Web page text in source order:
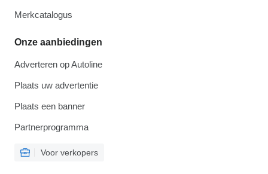
Merkcatalogus
Onze aanbiedingen
Adverteren op Autoline
Plaats uw advertentie
Plaats een banner
Partnerprogramma
Voor verkopers